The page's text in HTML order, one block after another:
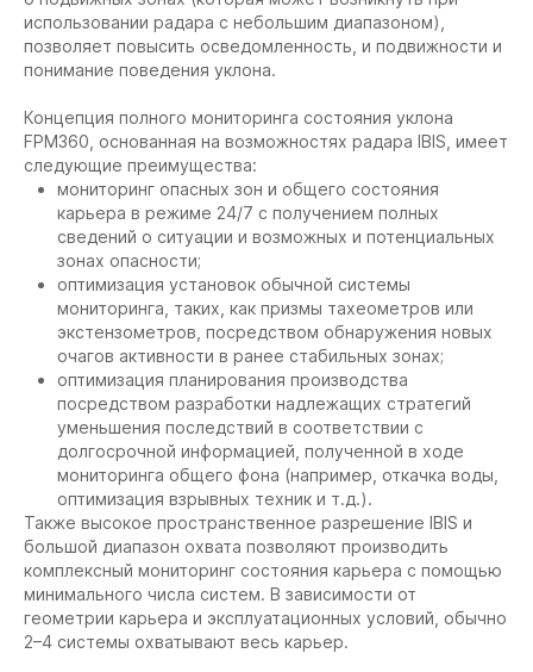
использовании радара с небольшим диапазоном),
позволяет повысить осведомленность, и подвижности и
понимание поведения уклона.
Концепция полного мониторинга состояния уклона
FPM360, основанная на возможностях радара IBIS, имеет
следующие преимущества:
мониторинг опасных зон и общего состояния
карьера в режиме 24/7 с получением полных
сведений о ситуации и возможных и потенциальных
зонах опасности;
оптимизация установок обычной системы
мониторинга, таких, как призмы тахеометров или
экстензометров, посредством обнаружения новых
очагов активности в ранее стабильных зонах;
оптимизация планирования производства
посредством разработки надлежащих стратегий
уменьшения последствий в соответствии с
долгосрочной информацией, полученной в ходе
мониторинга общего фона (например, откачка воды,
оптимизация взрывных техник и т.д.).
Также высокое пространственное разрешение IBIS и
большой диапазон охвата позволяют производить
комплексный мониторинг состояния карьера с помощью
минимального числа систем. В зависимости от
геометрии карьера и эксплуатационных условий, обычно
2–4 системы охватывают весь карьер.